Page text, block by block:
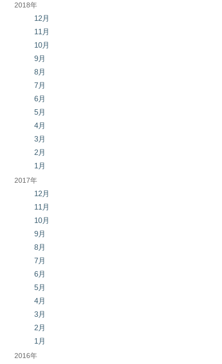
2018年
12月
11月
10月
9月
8月
7月
6月
5月
4月
3月
2月
1月
2017年
12月
11月
10月
9月
8月
7月
6月
5月
4月
3月
2月
1月
2016年